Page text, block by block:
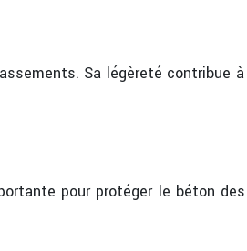
Sa légèreté contribue
pour protéger le béton